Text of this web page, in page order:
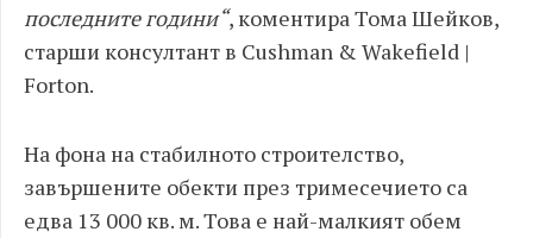
последните години“, коментира Тома Шейков,
старши консултант в Cushman & Wakefield |
Forton.
На фона на стабилното строителство,
завършените обекти през тримесечието са
едва 13 000 кв. м. Това е най-малкият обем